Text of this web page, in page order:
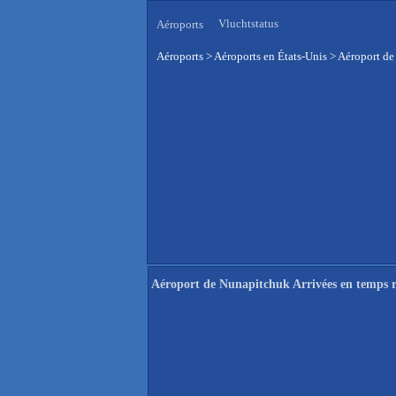
Aéroports Vluchtstatus
Aéroports >Aéroports en États-Unis >Aéroport
Aéroport de Nunapitchuk Arrivées en temps